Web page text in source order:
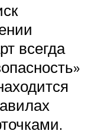
всегда